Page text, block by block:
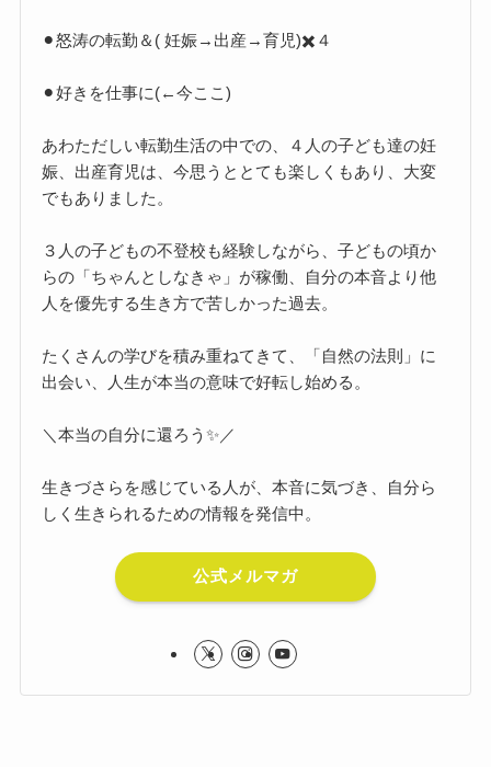
⚫︎怒涛の転勤＆( 妊娠→出産→育児)✖️４
⚫︎好きを仕事に(←今ここ)
あわただしい転勤生活の中での、４人の子ども達の妊
娠、出産育児は、今思うととても楽しくもあり、大変
でもありました。
３人の子どもの不登校も経験しながら、子どもの頃か
らの「ちゃんとしなきゃ」が稼働、自分の本音より他
人を優先する生き方で苦しかった過去。
たくさんの学びを積み重ねてきて、「自然の法則」に
出会い、人生が本当の意味で好転し始める。
＼本当の自分に還ろう✨／
生きづさらを感じている人が、本音に気づき、自分ら
しく生きられるための情報を発信中。
公式メルマガ